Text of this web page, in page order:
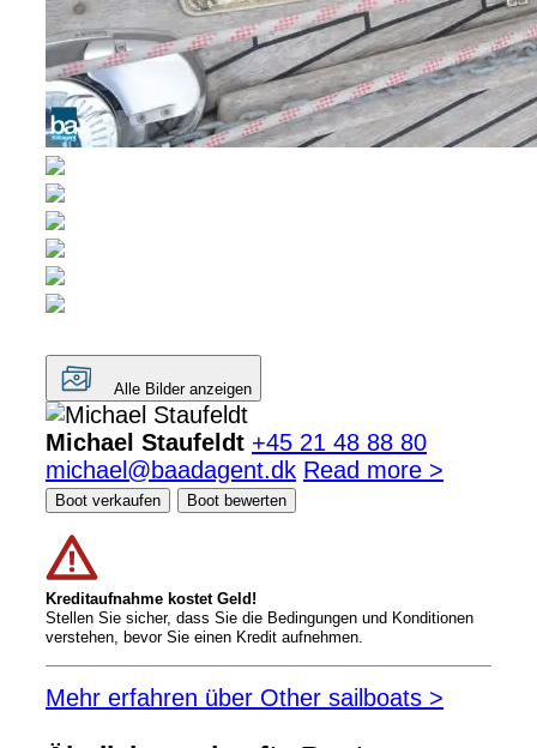
Alle Bilder anzeigen
Michael Staufeldt +45 21 48 88 80
michael@baadagent.dk Read more >
Boot verkaufen Boot bewerten
Kreditaufnahme kostet Geld!
Stellen Sie sicher, dass Sie die Bedingungen und Konditionen
verstehen, bevor Sie einen Kredit aufnehmen.
Mehr erfahren über Other sailboats >